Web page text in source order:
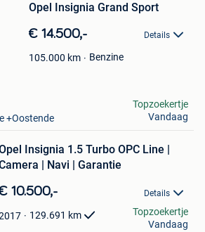
Opel Insignia Grand Sport
€ 14.500,- Details
105.000 km Benzine
+Oostende
Topzoekertje
Vandaag
Insignia 1.5 Turbo OPC Line |
| Navi | Garantie
10.500,- Details
129.691 km
Topzoekertje
Vandaag